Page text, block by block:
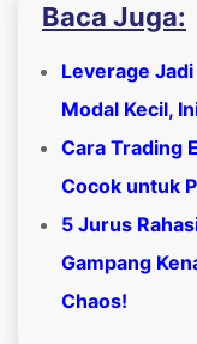
Baca Juga:
Leverage
Modal Kecil,
Cara Trading
Cocok untuk
5 Jurus
Gampang
Chaos!